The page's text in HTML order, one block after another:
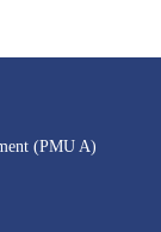
(PMU A)